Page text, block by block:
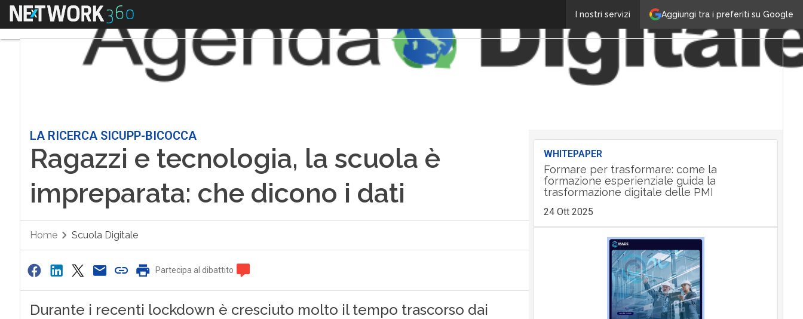
Aggiungi tra i preferiti su Google
I nostri servizi
Menu
LA RICERCA SICUPP-BICOCCA
Ragazzi e tecnologia, la scuola è
impreparata: che dicono i dati
Home Scuola Digitale
Partecipa al dibattito
Durante i recenti lockdown è cresciuto molto il tempo trascorso dai
WHITEPAPER
Formare per trasformare: come la
formazione esperienziale guida la
trasformazione digitale delle PMI
24 Ott 2025